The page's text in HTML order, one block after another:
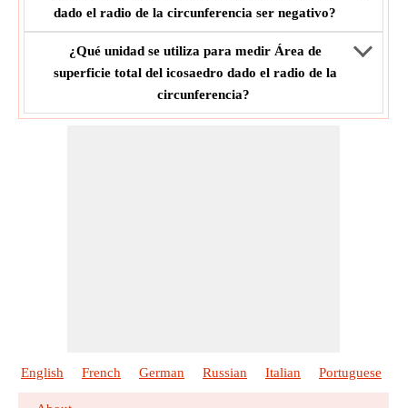
dado el radio de la circunferencia ser negativo?
¿Qué unidad se utiliza para medir Área de
superficie total del icosaedro dado el radio de la
circunferencia?
English French German Russian Italian Portuguese